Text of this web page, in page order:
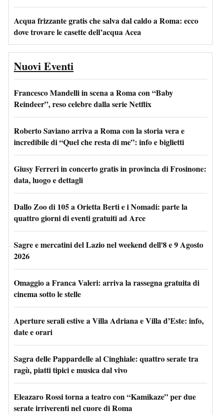
Acqua frizzante gratis che salva dal caldo a Roma: ecco
dove trovare le casette dell’acqua Acea
Nuovi Eventi
Francesco Mandelli in scena a Roma con “Baby
Reindeer”, reso celebre dalla serie Netflix
Roberto Saviano arriva a Roma con la storia vera e
incredibile di “Quel che resta di me”: info e biglietti
Giusy Ferreri in concerto gratis in provincia di Frosinone:
data, luogo e dettagli
Dallo Zoo di 105 a Orietta Berti e i Nomadi: parte la
quattro giorni di eventi gratuiti ad Arce
Sagre e mercatini del Lazio nel weekend dell'8 e 9 Agosto
2026
Omaggio a Franca Valeri: arriva la rassegna gratuita di
cinema sotto le stelle
Aperture serali estive a Villa Adriana e Villa d’Este: info,
date e orari
Sagra delle Pappardelle al Cinghiale: quattro serate tra
ragù, piatti tipici e musica dal vivo
Eleazaro Rossi torna a teatro con “Kamikaze” per due
serate irriverenti nel cuore di Roma